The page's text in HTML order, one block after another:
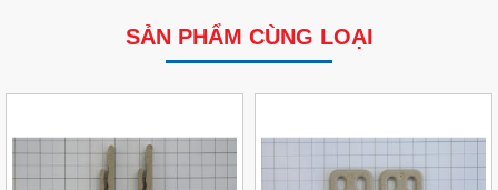
Liên hệ
SẢN PHẨM CÙNG LOẠI